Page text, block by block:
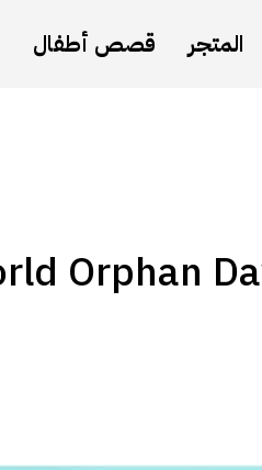
المتجر قصص أطفال